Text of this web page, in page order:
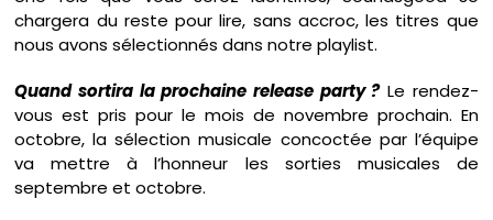
chargera du reste pour lire, sans accroc, les titres que
nous avons sélectionnés dans notre playlist.
Quand sortira la prochaine release party ?Le rendez-
vous est pris pour le mois de novembre prochain. En
octobre, la sélection musicale concoctée par l’équipe
va mettre à l’honneur les sorties musicales de
septembre et octobre.